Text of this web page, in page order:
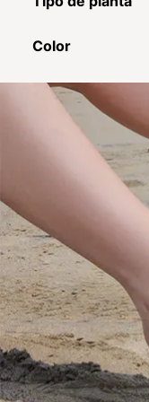
Color